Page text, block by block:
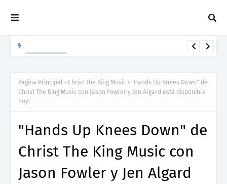
Página Principal Christ The King Music
"Hands Up Knees Down" de
Christ The King Music con Jason Fowler y Jen Algard está disponible
hoy!
"Hands Up Knees Down" de
Christ The King Music con
Jason Fowler y Jen Algard